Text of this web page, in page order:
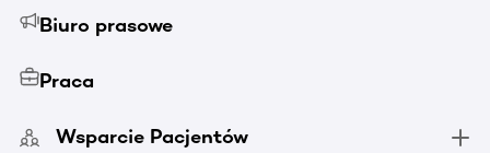
Biuro prasowe
Praca
Wsparcie Pacjentów